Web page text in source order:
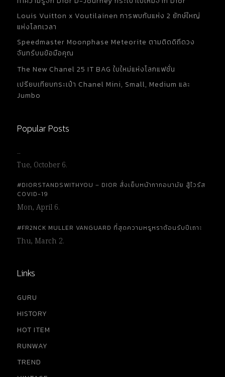
Louis Vuitton x Voutilainen การพบกันแห่ง 2 ยักษ์ใหญ่
แห่งโลกเวลา
Speedmaster Moonphase Meteorite ตามติดดิถีดวง
จันทร์บนข้อมือคุณ
The New Chanel 25 IT BAG ใบใหม่แห่งโลกแฟชั่น
เปรียบเทียบกระเป๋า Chanel Mini, Small, Medium และ
Jumbo
Popular Posts
…
Tue, October 6.
#DIORSTANDSWITHYOU – DIOR สั่งเย็บหน้ากากอนามัย สู้ไวรัส
COVID-19
Mon, April 6.
#FR2NCK MULLER VANGUARD ที่สุดความหรูหราต้อนรับปีเถาะ
Thu, March 2.
Links
GURU
HISTORY
HOT ITEM
RUNWAY
TREND